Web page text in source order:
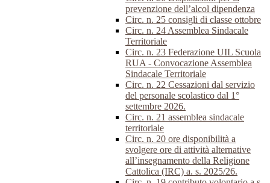
prevenzione dell’alcol dipendenza
Circ. n. 25 consigli di classe ottobre
Circ. n. 24 Assemblea Sindacale
Territoriale
Circ. n. 23 Federazione UIL Scuola
RUA - Convocazione Assemblea
Sindacale Territoriale
Circ. n. 22 Cessazioni dal servizio
del personale scolastico dal 1°
settembre 2026.
Circ. n. 21 assemblea sindacale
territoriale
Circ. n. 20 ore disponibilità a
svolgere ore di attività alternative
all’insegnamento della Religione
Cattolica (IRC) a. s. 2025/26.